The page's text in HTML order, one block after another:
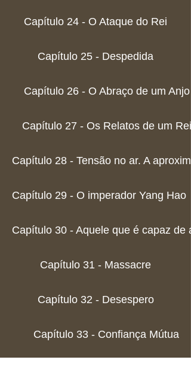
Capítulo 24 - O Ataque do Rei
Capítulo 25 - Despedida
Capítulo 26 - O Abraço de um Anjo
Capítulo 27 - Os Relatos de um Rei
Capítulo 28 - Tensão no ar. A
Capítulo 29 - O imperador Yang Hao
Capítulo 30 - Aquele que é capaz
Capítulo 31 - Massacre
Capítulo 32 - Desespero
Capítulo 33 - Confiança Mútua